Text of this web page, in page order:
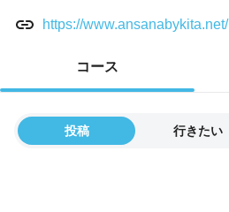
https://www.ansanabykita.net/
コース
投稿 行きたい